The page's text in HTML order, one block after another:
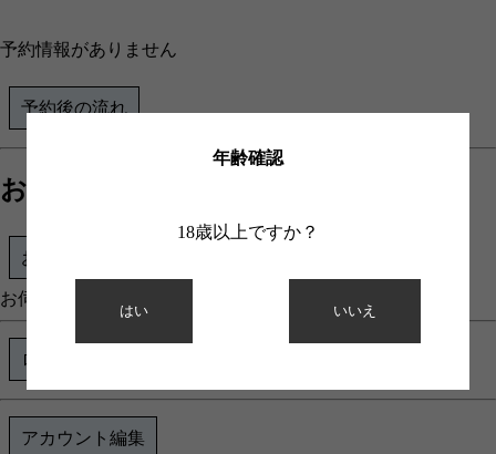
年齢確認
18歳以上ですか？
はい いいえ
予約情報がありません
予約後の流れ
お伺い情報
お伺い
お伺いの履歴がありません
ログアウト
アカウント編集